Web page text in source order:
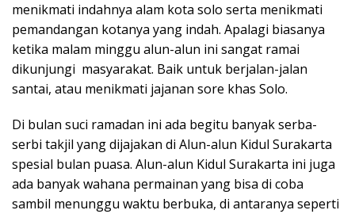
menikmati indahnya alam kota solo serta menikmati
pemandangan kotanya yang indah. Apalagi biasanya
ketika malam minggu alun-alun ini sangat ramai
dikunjungi masyarakat. Baik untuk berjalan-jalan
santai, atau menikmati jajanan sore khas Solo.
Di bulan suci ramadan ini ada begitu banyak serba-
serbi takjil yang dijajakan di Alun-alun Kidul Surakarta
spesial bulan puasa. Alun-alun Kidul Surakarta ini juga
ada banyak wahana permainan yang bisa di coba
sambil menunggu waktu berbuka, di antaranya seperti